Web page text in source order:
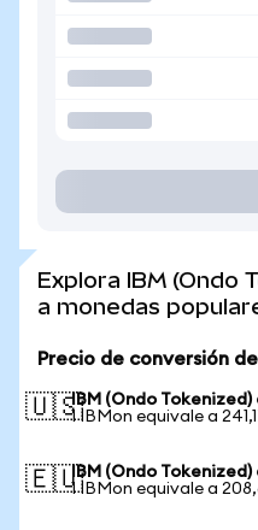
Explora IBM (Ondo
a monedas
Precio de conversión
🇺🇸IBM (Ondo
1 IBMon equivale a
🇪🇺IBM (Ondo Tokenized)
1 IBMon equivale a